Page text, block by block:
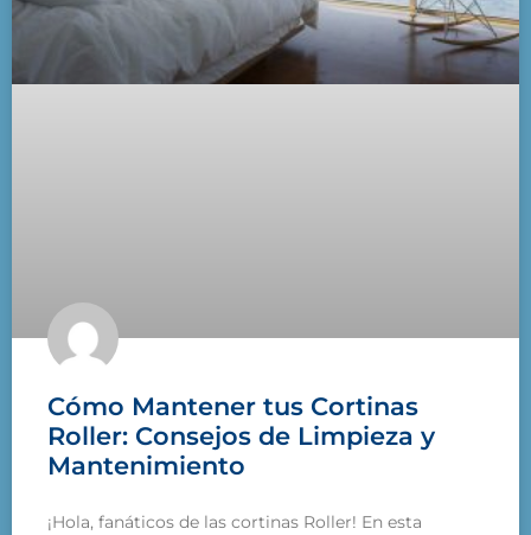
Cómo Mantener tus Cortinas
Roller: Consejos de Limpieza y
Mantenimiento
¡Hola, fanáticos de las cortinas Roller! En esta